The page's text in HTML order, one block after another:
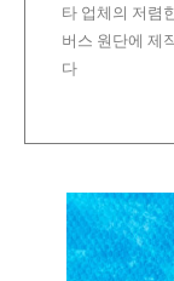
타 업체의 저렴
버스 원단에 제
다